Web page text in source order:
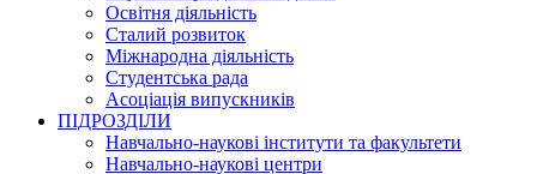
Освітня діяльність
Сталий розвиток
Міжнародна діяльність
Студентська рада
Асоціація випускників
ПІДРОЗДІЛИ
Навчально-наукові інститути та факультети
Навчально-наукові центри